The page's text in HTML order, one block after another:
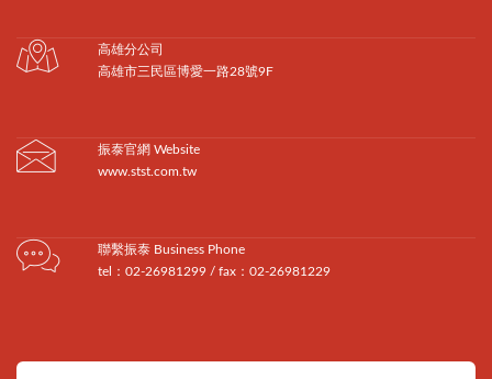
高雄分公司
高雄市三民區博愛一路28號9F
振泰官網 Website
www.stst.com.tw
聯繫振泰 Business Phone
tel：02-26981299 / fax：02-26981229